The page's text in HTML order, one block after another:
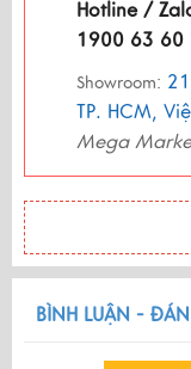
Hotline /
1900 63 60
Showroom:
TP. HCM,
Mega
BÌNH LUẬN -